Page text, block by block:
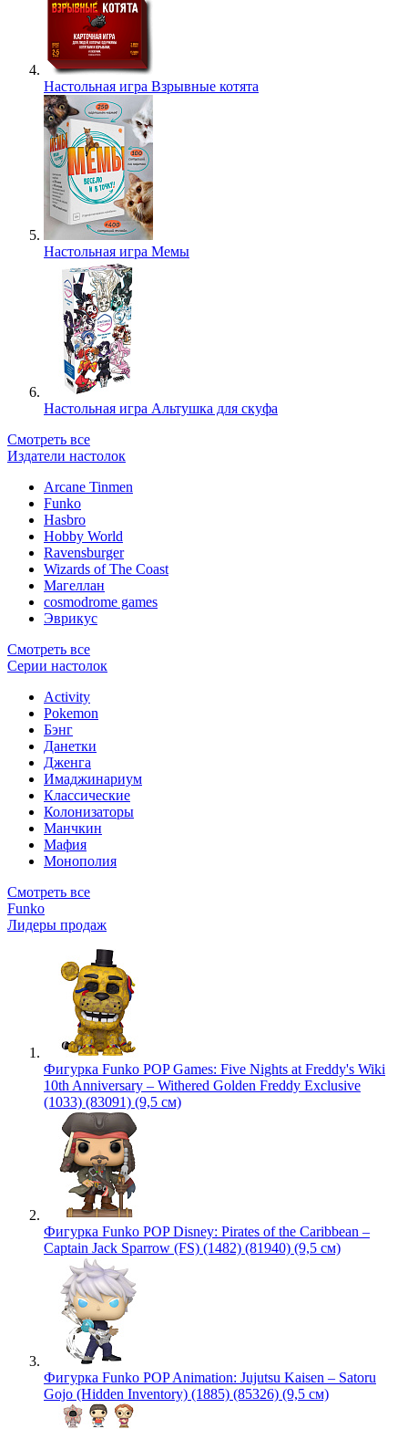
Настольная игра Взрывные котята
Настольная игра Мемы
Настольная игра Альтушка для скуфа
Смотреть все
Издатели настолок
Arcane Tinmen
Funko
Hasbro
Hobby World
Ravensburger
Wizards of The Coast
Магеллан
сosmodrome games
Эврикус
Смотреть все
Серии настолок
Activity
Pokemon
Бэнг
Данетки
Дженга
Имаджинариум
Классические
Колонизаторы
Манчкин
Мафия
Монополия
Смотреть все
Funko
Лидеры продаж
Фигурка Funko POP Games: Five Nights at Freddy's Wiki
10th Anniversary – Withered Golden Freddy Exclusive
(1033) (83091) (9,5 см)
Фигурка Funko POP Disney: Pirates of the Caribbean –
Captain Jack Sparrow (FS) (1482) (81940) (9,5 см)
Фигурка Funko POP Animation: Jujutsu Kaisen – Satoru
Gojo (Hidden Inventory) (1885) (85326) (9,5 см)